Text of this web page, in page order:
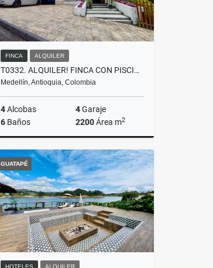
FINCA ALQUILER
T0332. ALQUILER! FINCA CON PISCINA Y EXCELENTE UBICACIÓN EL POBLADO
Medellín, Antioquia, Colombia
4Alcobas 4Garaje
6 Baños 2200Área m2
Alquiler
$30.000.000
GUATAPÉ
HOTELES ALQUILER